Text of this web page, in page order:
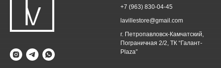
+7 (963) 830-04-45
lavillestore@gmail.com
г. Петропавловск-Камчатский,
Пограничная 2/2, ТК “Галант-
Plaza”